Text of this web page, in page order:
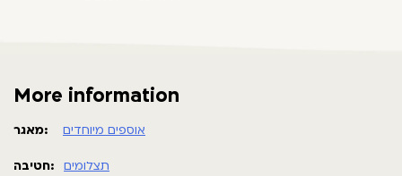
More information
מאגר: אוספים מיוחדים
חטיבה: תצלומים